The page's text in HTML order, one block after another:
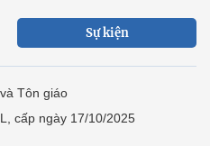
Sự kiện
Tôn giáo
cấp ngày 17/10/2025